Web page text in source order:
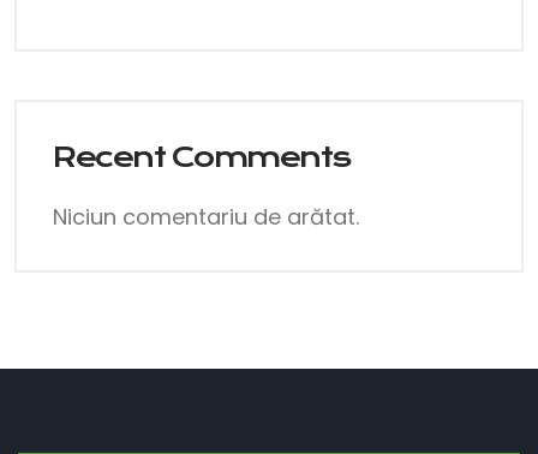
Recent Comments
Niciun comentariu de arătat.